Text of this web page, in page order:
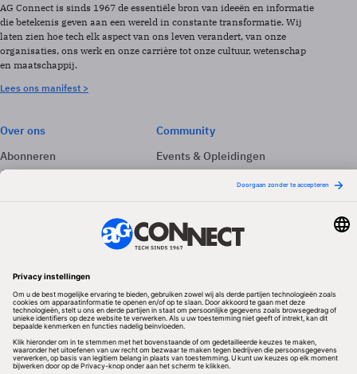
AG Connect is sinds 1967 de essentiële bron van ideeën en informatie
die betekenis geven aan een wereld in constante transformatie. Wij
laten zien hoe tech elk aspect van ons leven verandert, van onze
organisaties, ons werk en onze carrière tot onze cultuur, wetenschap
en maatschappij.
Lees ons manifest >
Over ons
Abonneren
Adverteren
Community
Events & Opleidingen
Nieuwsbrieven
Volg ons
Redactionele partner